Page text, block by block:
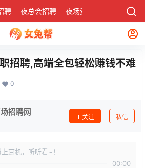
聘 夜总会招聘 夜场资讯 社区
招聘,高端全包轻松赚钱不难
0
招聘网 关注 私信
耳机，听听看~！
00:00